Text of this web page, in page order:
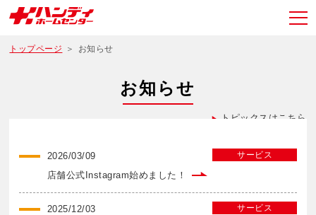
トップページ お知らせ
お知らせ
トピックスはこちら
2026/03/09 サービス
店舗公式Instagram始めました！
2025/12/03 サービス